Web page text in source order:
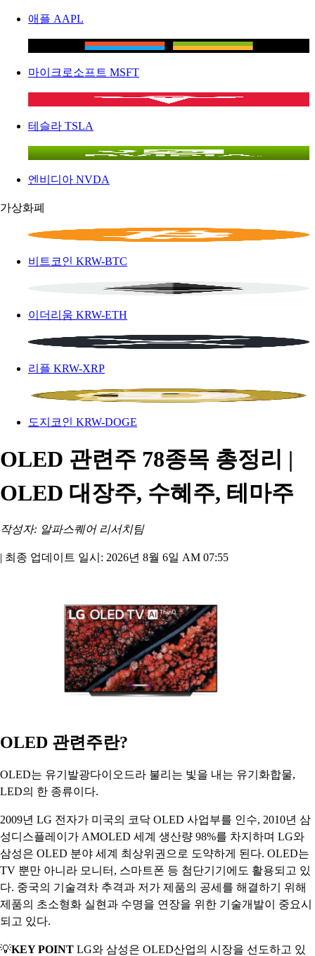
애플 AAPL
마이크로소프트 MSFT
테슬라 TSLA
엔비디아 NVDA
가상화폐
비트코인 KRW-BTC
이더리움 KRW-ETH
리플 KRW-XRP
도지코인 KRW-DOGE
OLED 관련주 78종목 총정리 |
OLED 대장주, 수혜주, 테마주
작성자: 알파스퀘어 리서치팀
| 최종 업데이트 일시: 2026년 8월 6일 AM 07:55
OLED 관련주란?
OLED는 유기발광다이오드라 불리는 빛을 내는 유기화합물,
LED의 한 종류이다.
2009년 LG 전자가 미국의 코닥 OLED 사업부를 인수, 2010년 삼
성디스플레이가 AMOLED 세계 생산량 98%를 차지하며 LG와
삼성은 OLED 분야 세계 최상위권으로 도약하게 된다. OLED는
TV 뿐만 아니라 모니터, 스마트폰 등 첨단기기에도 활용되고 있
다. 중국의 기술격차 추격과 저가 제품의 공세를 해결하기 위해
제품의 초소형화 실현과 수명을 연장을 위한 기술개발이 중요시
되고 있다.
💡KEY POINT LG와 삼성은 OLED산업의 시장을 선도하고 있